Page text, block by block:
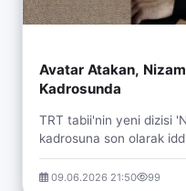
Avatar Atakan,
Kadrosunda
TRT tabii'nin yeni dizisi
kadrosuna son olarak
imzalı projenin okuma
09.06.2026 21:50 99